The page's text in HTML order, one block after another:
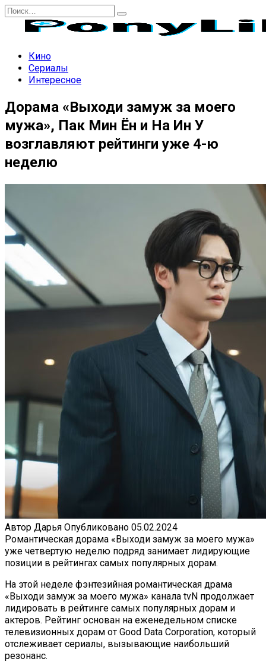
Перейти
содержанию
Search
Кино
Сериалы
Интересное
Дорама «Выходи замуж за моего
мужа», Пак Мин Ён и На Ин У
возглавляют рейтинги уже 4-ю
неделю
Автор Дарья Опубликовано 05.02.2024
Романтическая дорама «Выходи замуж за моего мужа»
уже четвертую неделю подряд занимает лидирующие
позиции в рейтингах самых популярных дорам.
На этой неделе фэнтезийная романтическая драма
«Выходи замуж за моего мужа» канала tvN продолжает
лидировать в рейтинге самых популярных дорам и
актеров. Рейтинг основан на еженедельном списке
телевизионных дорам от Good Data Corporation, который
отслеживает сериалы, вызывающие наибольший
резонанс.